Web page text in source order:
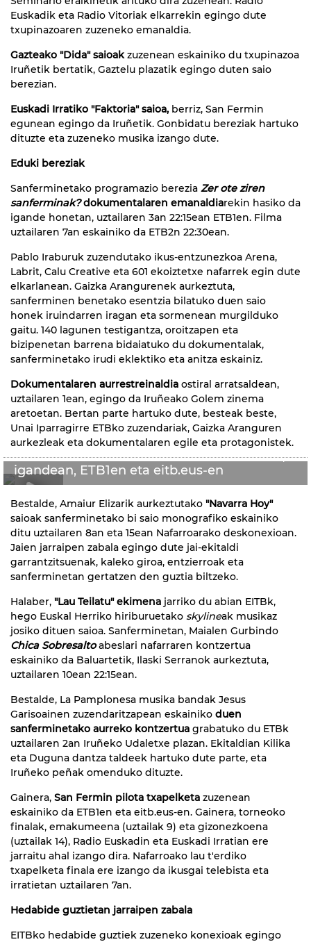
Euskadik eta Radio Vitoriak elkarrekin egingo dute
txupinazoaren zuzeneko emanaldia.
Gazteako "Dida" saioak zuzenean eskainiko du txupinazoa
Iruñetik bertatik, Gaztelu plazatik egingo duten saio
berezian.
Euskadi Irratiko "Faktoria" saioa, berriz, San Fermin
egunean egingo da Iruñetik. Gonbidatu bereziak hartuko
dituzte eta zuzeneko musika izango dute.
Eduki bereziak
Sanferminetako programazio berezia Zer ote ziren
sanferminak?dokumentalaren emanaldiarekin hasiko da
igande honetan, uztailaren 3an 22:15ean ETB1en. Filma
uztailaren 7an eskainiko da ETB2n 22:30ean.
Pablo Iraburuk zuzendutako ikus-entzunezkoa Arena,
Labrit, Calu Creative eta 601 ekoiztetxe nafarrek egin dute
elkarlanean. Gaizka Arangurenek aurkeztuta,
sanferminen benetako esentzia bilatuko duen saio
honek iruindarren iragan eta sormenean murgilduko
gaitu. 140 lagunen testigantza, oroitzapen eta
bizipenetan barrena bidaiatuko du dokumentalak,
sanferminetako irudi eklektiko eta anitza eskainiz.
Dokumentalaren aurrestreinaldia ostiral arratsaldean,
uztailaren 1ean, egingo da Iruñeako Golem zinema
aretoetan. Bertan parte hartuko dute, besteak beste,
Unai Iparragirre ETBko zuzendariak, Gaizka Aranguren
aurkezleak eta dokumentalaren egile eta protagonistek.
0:38
''Zer ote ziren sanferminak?'' dokumentala,
igandean, ETB1en eta eitb.eus-en
Bestalde, Amaiur Elizarik aurkeztutako "Navarra Hoy"
saioak sanferminetako bi saio monografiko eskainiko
ditu uztailaren 8an eta 15ean Nafarroarako deskonexioan.
Jaien jarraipen zabala egingo dute jai-ekitaldi
garrantzitsuenak, kaleko giroa, entzierroak eta
sanferminetan gertatzen den guztia biltzeko.
Halaber, "Lau Teilatu" ekimena jarriko du abian EITBk,
hego Euskal Herriko hiriburuetako skylineak musikaz
josiko dituen saioa. Sanferminetan, Maialen Gurbindo
Chica Sobresaltoabeslari nafarraren kontzertua
eskainiko da Baluartetik, Ilaski Serranok aurkeztuta,
uztailaren 10ean 22:15ean.
Bestalde, La Pamplonesa musika bandak Jesus
Garisoainen zuzendaritzapean eskainiko duen
sanferminetako aurreko kontzertua grabatuko du ETBk
uztailaren 2an Iruñeko Udaletxe plazan. Ekitaldian Kilika
eta Duguna dantza taldeek hartuko dute parte, eta
Iruñeko peñak omenduko dituzte.
Gainera, San Fermin pilota txapelketa zuzenean
eskainiko da ETB1en eta eitb.eus-en. Gainera, torneoko
finalak, emakumeena (uztailak 9) eta gizonezkoena
(uztailak 14), Radio Euskadin eta Euskadi Irratian ere
jarraitu ahal izango dira. Nafarroako lau t'erdiko
txapelketa finala ere izango da ikusgai telebista eta
irratietan uztailaren 7an.
Hedabide guztietan jarraipen zabala
EITBko hedabide guztiek zuzeneko konexioak egingo